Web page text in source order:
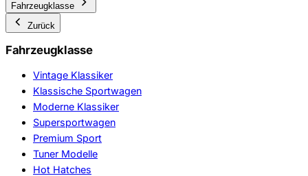
Fahrzeugklasse
Zurück
Fahrzeugklasse
Vintage Klassiker
Klassische Sportwagen
Moderne Klassiker
Supersportwagen
Premium Sport
Tuner Modelle
Hot Hatches